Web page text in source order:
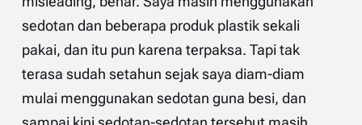
sedotan dan beberapa produk plastik sekali
pakai, dan itu pun karena terpaksa. Tapi tak
terasa sudah setahun sejak saya diam-diam
mulai menggunakan sedotan guna besi, dan